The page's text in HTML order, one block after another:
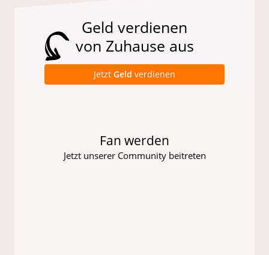
Geld verdienen
von Zuhause aus
Jetzt Geld verdienen
Fan werden
Jetzt unserer Community beitreten